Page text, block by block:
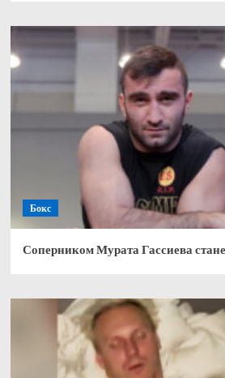
Бокс
Соперником Мурата Гассиева